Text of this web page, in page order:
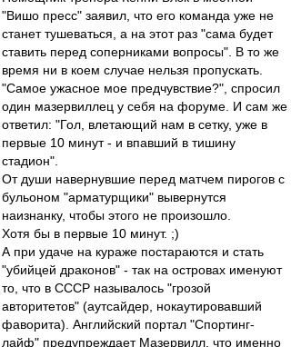
"Вишо пресс" заявил, что его команда уже не
станет тушеваться, а на этот раз "сама будет
ставить перед соперниками вопросы". В то же
время ни в коем случае нельзя пропускать.
"Самое ужасное мое предчувствие?", спросил
один мазервиллец у себя на форуме. И сам же
ответил: "Гол, влетающий нам в сетку, уже в
первые 10 минут - и впавший в тишину
стадион".
От души навернувшие перед матчем пирогов с
бульоном "арматурщики" вывернутся
наизнанку, чтобы этого не произошло.
Хотя бы в первые 10 минут. ;)
А при удаче на кураже постараются и стать
"убийцей драконов" - так на островах именуют
то, что в СССР называлось "грозой
авторитетов" (аутсайдер, нокаутировавший
фаворита). Английский портал "Спортинг-
лайф" предупреждает Мазервилл, что именно